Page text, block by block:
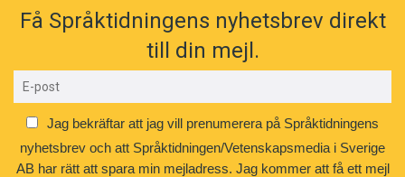
Få Språktidningens nyhetsbrev direkt
till din mejl.
Jag bekräftar att jag vill prenumerera på Språktidningens
nyhetsbrev och att Språktidningen/Vetenskapsmedia i Sverige
AB har rätt att spara min mejladress. Jag kommer att få ett mejl